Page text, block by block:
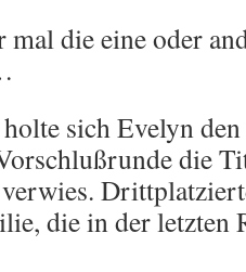
mal die eine oder
sich Evelyn
die
die in der letzten